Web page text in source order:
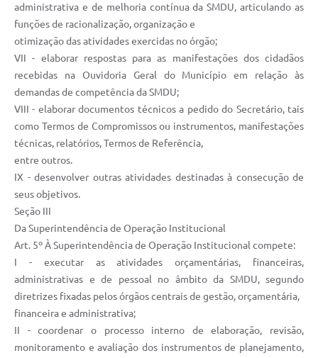
administrativa e de melhoria contínua da SMDU, articulando as
funções de racionalização, organização e
otimização das atividades exercidas no órgão;
VII - elaborar respostas para as manifestações dos cidadãos
recebidas na Ouvidoria Geral do Município em relação às
demandas de competência da SMDU;
VIII - elaborar documentos técnicos a pedido do Secretário, tais
como Termos de Compromissos ou instrumentos, manifestações
técnicas, relatórios, Termos de Referência,
entre outros.
IX - desenvolver outras atividades destinadas à consecução de
seus objetivos.
Seção III
Da Superintendência de Operação Institucional
Art. 5º À Superintendência de Operação Institucional compete:
I - executar as atividades orçamentárias, financeiras,
administrativas e de pessoal no âmbito da SMDU, segundo
diretrizes fixadas pelos órgãos centrais de gestão, orçamentária,
financeira e administrativa;
II - coordenar o processo interno de elaboração, revisão,
monitoramento e avaliação dos instrumentos de planejamento,